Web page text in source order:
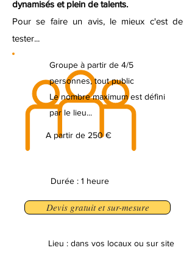
dynamisés et plein de talents.
Pour se faire un avis, le mieux c'est de
tester...
Groupe à partir de 4/5
personnes, tout public
Le nombre maximum est défini
par le lieu...
A partir de 250 €
Durée : 1 heure
Devis gratuit et sur-mesure
Lieu : dans vos locaux ou sur site